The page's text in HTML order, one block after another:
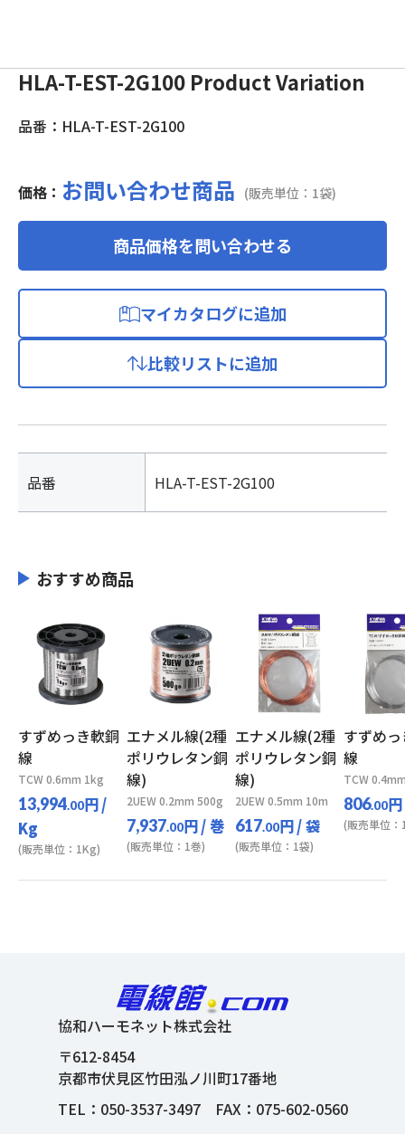
HLA-T-EST-2G100 Product Variation
品番：HLA-T-EST-2G100
価格： お問い合わせ商品 (販売単位：1袋)
商品価格を問い合わせる
マイカタログに追加
比較リストに追加
品番 HLA-T-EST-2G100
おすすめ商品
すずめっき軟銅
線
TCW 0.6mm 1kg
13,994.00円/
Kg
(販売単位：1Kg)
エナメル線(2種
ポリウレタン銅
線)
2UEW 0.2mm 500g
7,937.00円/ 巻
(販売単位：1巻)
エナメル線(2種
ポリウレタン銅
線)
2UEW 0.5mm 10m
617.00円/ 袋
(販売単位：1袋)
すずめ
線
TCW
806.00円
(販売単位：
協和ハーモネット株式会社
〒612-8454
京都市伏見区竹田泓ノ川町17番地
TEL： 050-3537-3497FAX：075-602-0560